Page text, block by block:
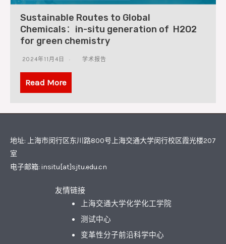
Sustainable Routes to Global
Chemicals：in-situ generation of H2O2
for green chemistry
2024年11月4日 学术报告
Read More
地址: 上海市闵行区东川路800号上海交通大学闵行校区霞光楼207
室
电子邮箱: insitu[at]sjtu.edu.cn
友情链接
上海交通大学化学化工学院
测试中心
变革性分子前沿科学中心